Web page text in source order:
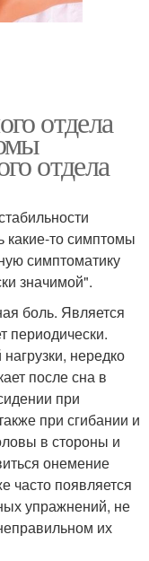
отдела
отдела
какие-то симптомы
симптоматику
значимой".
боль. Является
периодически.
нередко
после сна в
при
при сгибании и
в стороны и
онемение
часто появляется
упражнений, не
их